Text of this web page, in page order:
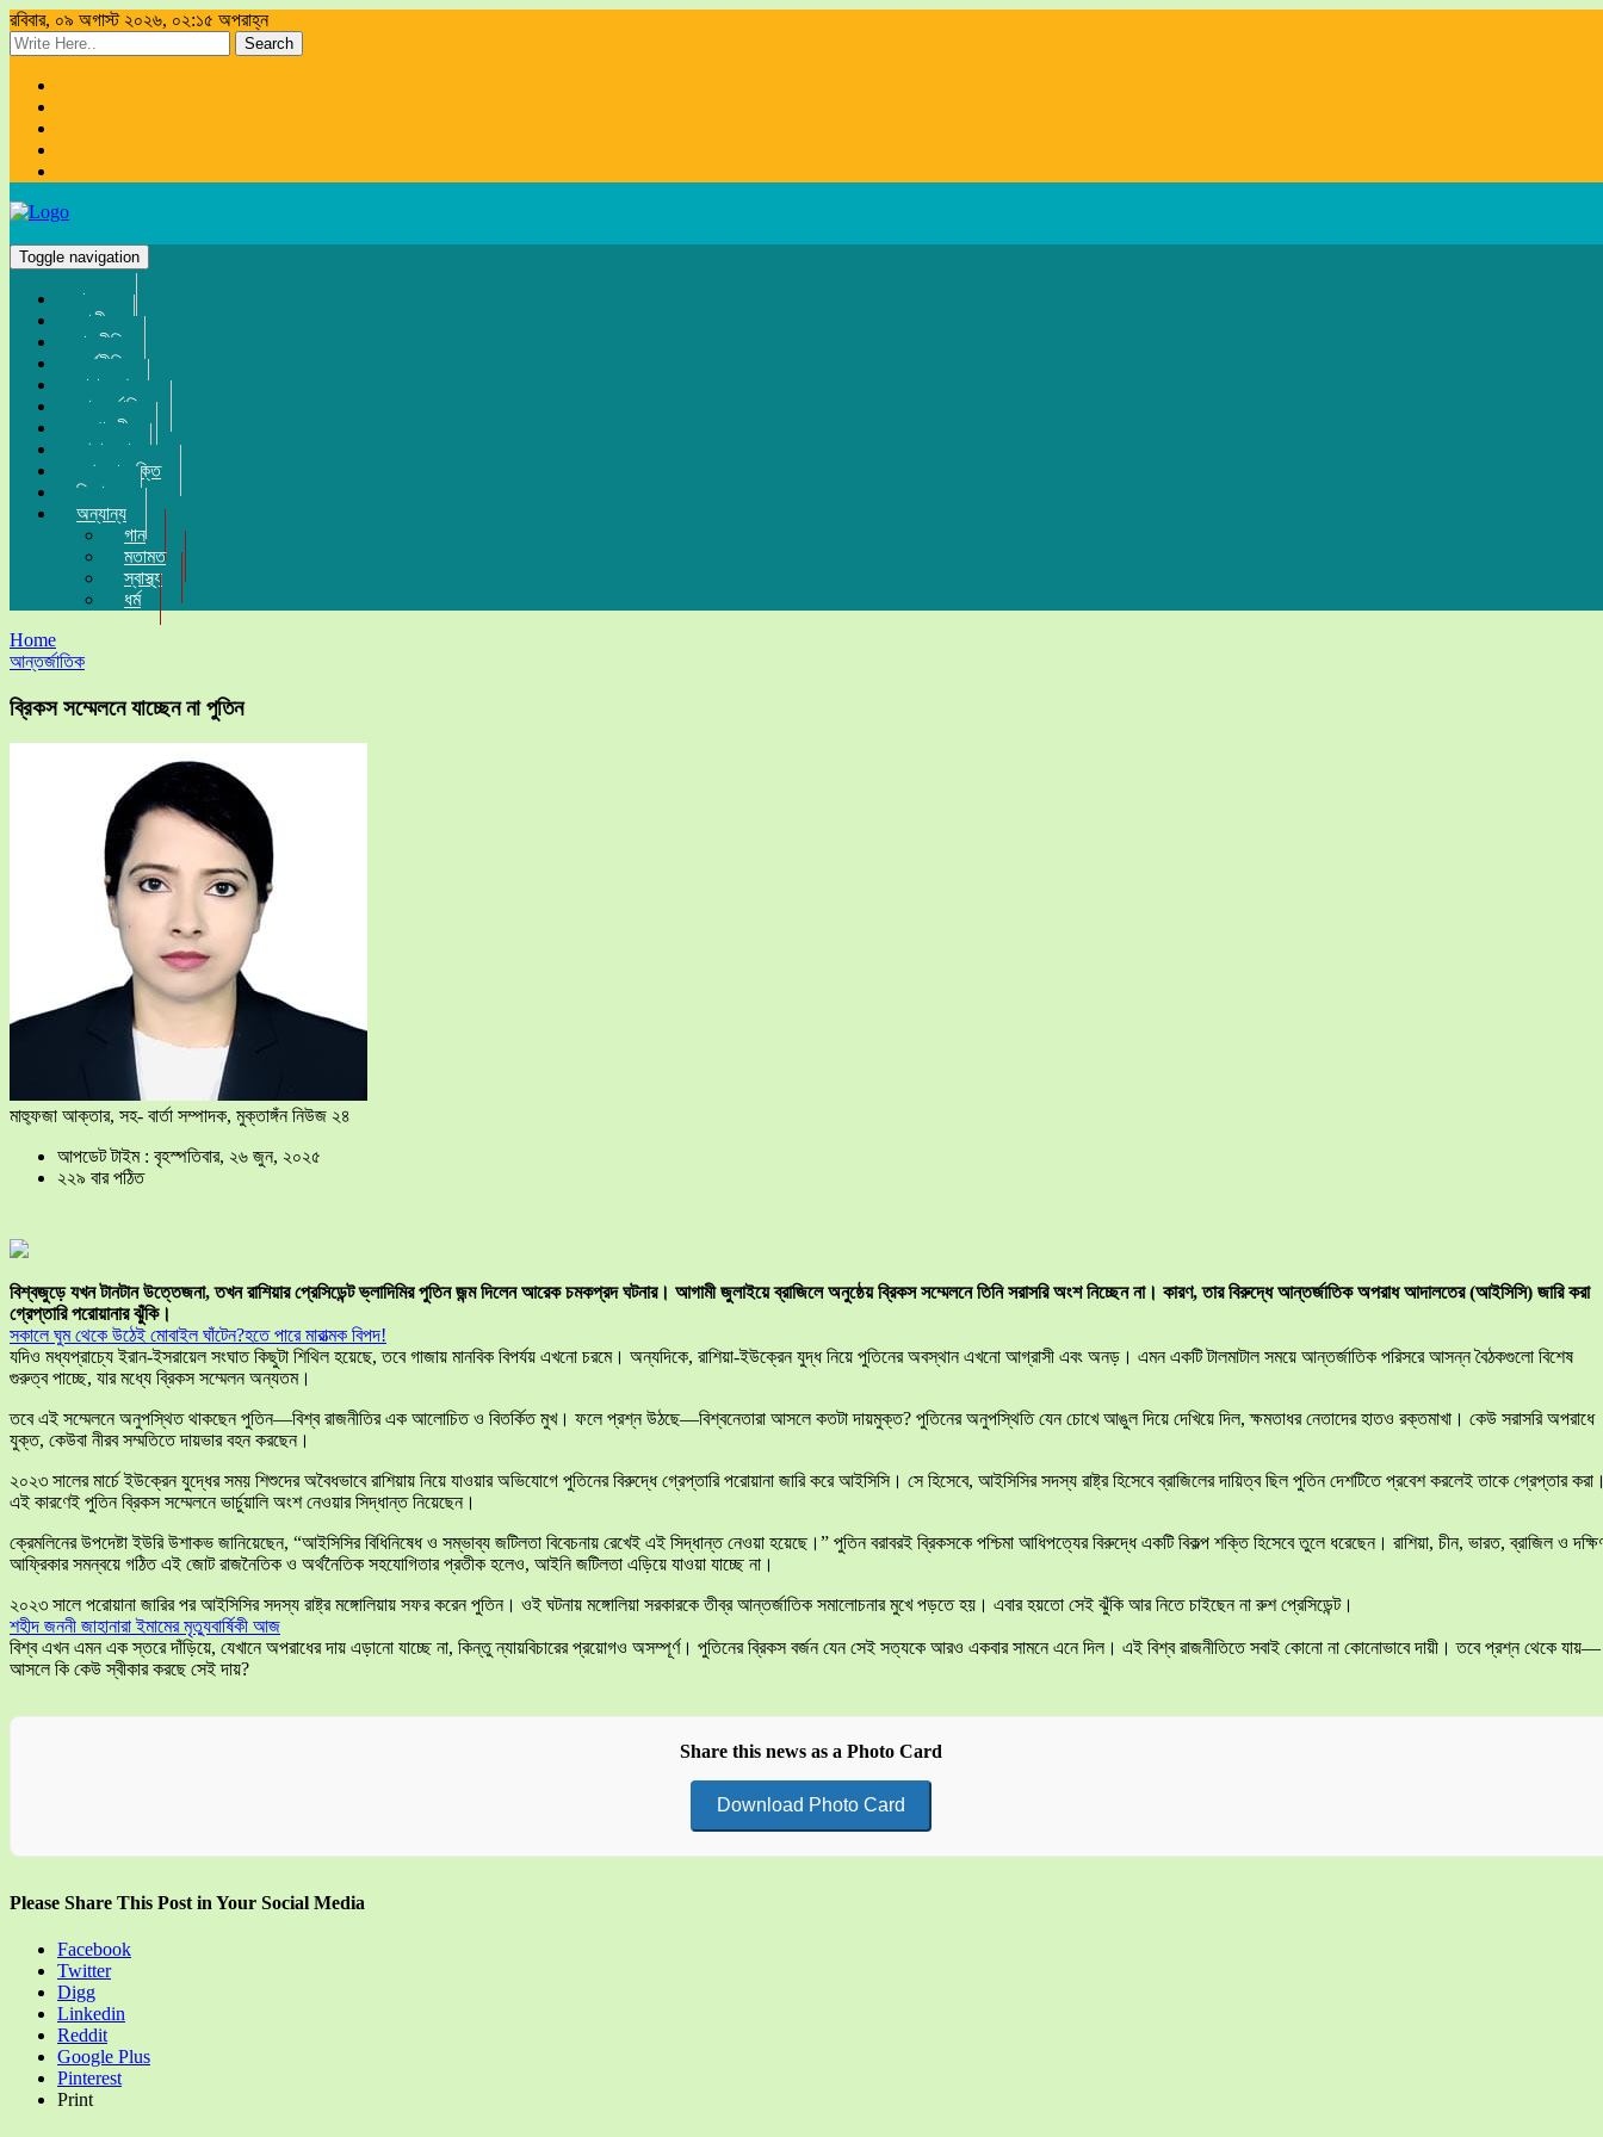
রবিবার, ০৯ অগাস্ট ২০২৬, ০২:১৫ অপরাহ্ন
Search
Toggle navigation
প্রচ্ছদ
জাতীয়
রাজনীতি
অর্থনীতি
সারা দেশ
আন্তর্জাতিক
সম্পাদকীয়
খেলা-ধুলা
তথ্য-প্রযুক্তি
বিনোদন
অন্যান্য
গান
মতামত
স্বাস্থ্য
ধর্ম
Home
আন্তর্জাতিক
ব্রিকস সম্মেলনে যাচ্ছেন না পুতিন
মাহ্ফুজা আক্তার, সহ- বার্তা সম্পাদক, মুক্তাঙ্গঁন নিউজ ২৪
আপডেট টাইম : বৃহস্পতিবার, ২৬ জুন, ২০২৫
২২৯ বার পঠিত
বিশ্বজুড়ে যখন টানটান উত্তেজনা, তখন রাশিয়ার প্রেসিডেন্ট ভ্লাদিমির পুতিন জন্ম দিলেন আরেক চমকপ্রদ ঘটনার। আগামী জুলাইয়ে ব্রাজিলে অনুষ্ঠেয় ব্রিকস সম্মেলনে তিনি সরাসরি অংশ নিচ্ছেন না। কারণ, তার বিরুদ্ধে আন্তর্জাতিক অপরাধ আদালতের (আইসিসি) জারি করা
গ্রেপ্তারি পরোয়ানার ঝুঁকি।
সকালে ঘুম থেকে উঠেই মোবাইল ঘাঁটেন?হতে পারে মারাত্মক বিপদ!
যদিও মধ্যপ্রাচ্যে ইরান-ইসরায়েল সংঘাত কিছুটা শিথিল হয়েছে, তবে গাজায় মানবিক বিপর্যয় এখনো চরমে। অন্যদিকে, রাশিয়া-ইউক্রেন যুদ্ধ নিয়ে পুতিনের অবস্থান এখনো আগ্রাসী এবং অনড়। এমন একটি টালমাটাল সময়ে আন্তর্জাতিক পরিসরে আসন্ন বৈঠকগুলো বিশেষ
গুরুত্ব পাচ্ছে, যার মধ্যে ব্রিকস সম্মেলন অন্যতম।
তবে এই সম্মেলনে অনুপস্থিত থাকছেন পুতিন—বিশ্ব রাজনীতির এক আলোচিত ও বিতর্কিত মুখ। ফলে প্রশ্ন উঠছে—বিশ্বনেতারা আসলে কতটা দায়মুক্ত? পুতিনের অনুপস্থিতি যেন চোখে আঙুল দিয়ে দেখিয়ে দিল, ক্ষমতাধর নেতাদের হাতও রক্তমাখা। কেউ সরাসরি অপরাধে
যুক্ত, কেউবা নীরব সম্মতিতে দায়ভার বহন করছেন।
২০২৩ সালের মার্চে ইউক্রেন যুদ্ধের সময় শিশুদের অবৈধভাবে রাশিয়ায় নিয়ে যাওয়ার অভিযোগে পুতিনের বিরুদ্ধে গ্রেপ্তারি পরোয়ানা জারি করে আইসিসি। সে হিসেবে, আইসিসির সদস্য রাষ্ট্র হিসেবে ব্রাজিলের দায়িত্ব ছিল পুতিন দেশটিতে প্রবেশ করলেই তাকে গ্রেপ্তার
এই কারণেই পুতিন ব্রিকস সম্মেলনে ভার্চুয়ালি অংশ নেওয়ার সিদ্ধান্ত নিয়েছেন।
ক্রেমলিনের উপদেষ্টা ইউরি উশাকভ জানিয়েছেন, “আইসিসির বিধিনিষেধ ও সম্ভাব্য জটিলতা বিবেচনায় রেখেই এই সিদ্ধান্ত নেওয়া হয়েছে।” পুতিন বরাবরই ব্রিকসকে পশ্চিমা আধিপত্যের বিরুদ্ধে একটি বিকল্প শক্তি হিসেবে তুলে ধরেছেন। রাশিয়া, চীন, ভারত, ব্রাজিল ও
আফ্রিকার সমন্বয়ে গঠিত এই জোট রাজনৈতিক ও অর্থনৈতিক সহযোগিতার প্রতীক হলেও, আইনি জটিলতা এড়িয়ে যাওয়া যাচ্ছে না।
২০২৩ সালে পরোয়ানা জারির পর আইসিসির সদস্য রাষ্ট্র মঙ্গোলিয়ায় সফর করেন পুতিন। ওই ঘটনায় মঙ্গোলিয়া সরকারকে তীব্র আন্তর্জাতিক সমালোচনার মুখে পড়তে হয়। এবার হয়তো সেই ঝুঁকি আর নিতে চাইছেন না রুশ প্রেসিডেন্ট।
শহীদ জননী জাহানারা ইমামের মৃত্যুবার্ষিকী আজ
বিশ্ব এখন এমন এক স্তরে দাঁড়িয়ে, যেখানে অপরাধের দায় এড়ানো যাচ্ছে না, কিন্তু ন্যায়বিচারের প্রয়োগও অসম্পূর্ণ। পুতিনের ব্রিকস বর্জন যেন সেই সত্যকে আরও একবার সামনে এনে দিল। এই বিশ্ব রাজনীতিতে সবাই কোনো না কোনোভাবে দায়ী। তবে প্রশ্ন থেকে যায়—
আসলে কি কেউ স্বীকার করছে সেই দায়?
Share this news as a Photo Card
Download Photo Card
Please Share This Post in Your Social Media
Facebook
Twitter
Digg
Linkedin
Reddit
Google Plus
Pinterest
Print